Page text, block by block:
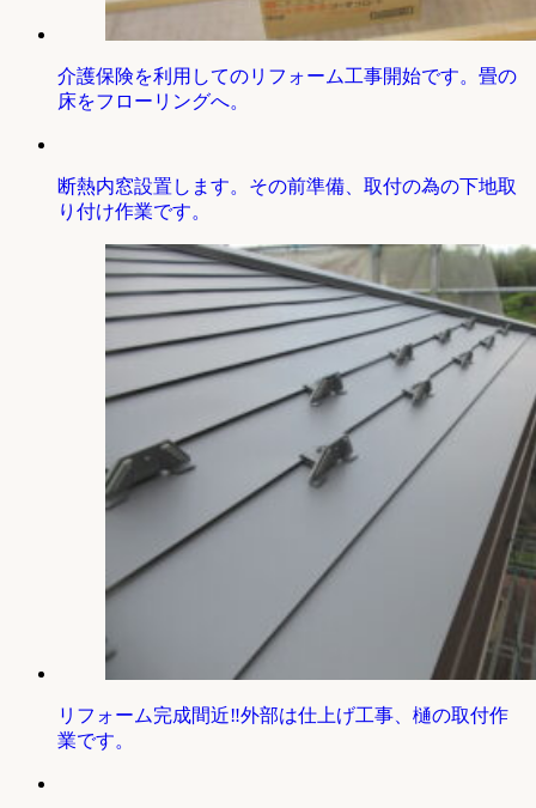
介護保険を利用してのリフォーム工事開始です。畳の
床をフローリングへ。
断熱内窓設置します。その前準備、取付の為の下地取
り付け作業です。
リフォーム完成間近‼外部は仕上げ工事、樋の取付作
業です。